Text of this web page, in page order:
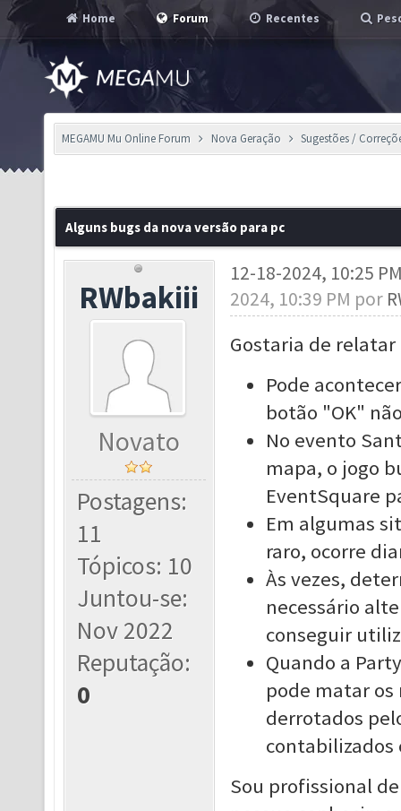
Home Forum Recentes
MEGAMU Mu Online Forum Nova Geração Sugestões /
Alguns bugs da nova versão para pc
RWbakiii
Novato
Postagens:
11
Tópicos: 10
Juntou-se:
Nov 2022
Reputação:
0
12-18-2024, 10:25
2024, 10:39 PM por
Gostaria de
Pode
botão "OK"
No evento
mapa, o jogo
EventSquare
Em algumas
raro, ocorre
Às vezes,
necessário
conseguir
Quando a
pode matar os
derrotados
Sou profissional